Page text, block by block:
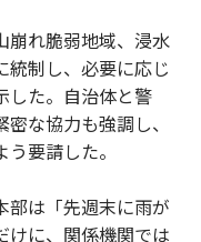
崩れ脆弱地域、浸水
統制し、必要に応じ
した。自治体と警
な協力も強調し、
要請した。
部は「先週末に雨が
けに、関係機関では